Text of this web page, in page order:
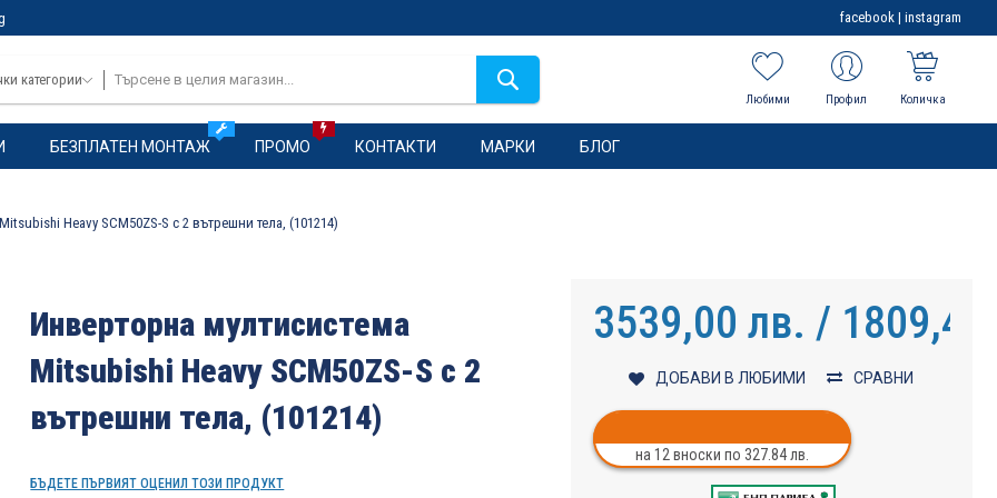
facebook | instagram
категории
Любими Профил Количка
БЕЗПЛАТЕН МОНТАЖ ПРОМО КОНТАКТИ МАРКИ БЛОГ
Heavy SCM50ZS-S с 2 вътрешни тела, (101214)
Инверторна мултисистема
Mitsubishi Heavy SCM50ZS-S с 2
вътрешни тела, (101214)
БЪДЕТЕ ПЪРВИЯТ ОЦЕНИЛ ТОЗИ ПРОДУКТ
3539,00 лв. / 1809,46
ДОБАВИ В ЛЮБИМИ СРАВНИ
на 12 вноски по 327.84 лв.